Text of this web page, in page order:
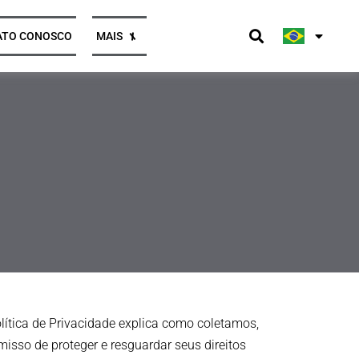
CONOSCO MAIS
de Privacidade explica como coletamos,
de proteger e resguardar seus direitos